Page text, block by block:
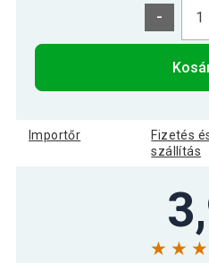
-
Importőr
Fizetés
szállítás